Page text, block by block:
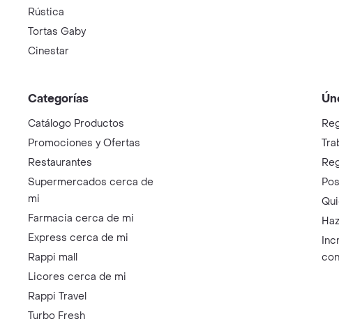
Rústica
Tortas Gaby
Cinestar
Categorías
Catálogo Productos
Promociones y Ofertas
Restaurantes
Supermercados cerca de
mi
Farmacia cerca de mi
Express cerca de mi
Rappi mall
Licores cerca de mi
Rappi Travel
Turbo Fresh